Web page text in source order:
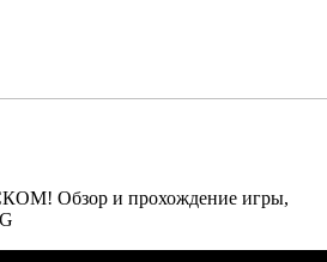
Обзор и прохождение игры,